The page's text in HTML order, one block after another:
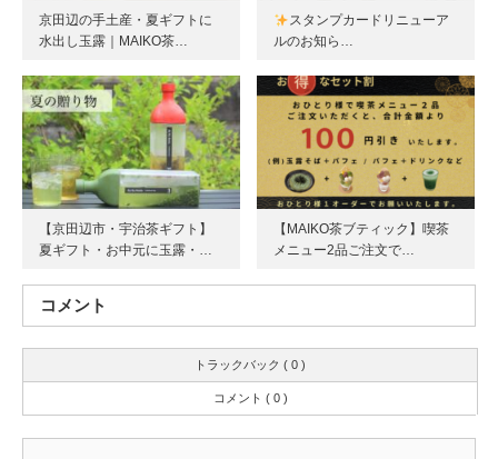
京田辺の手土産・夏ギフトに
水出し玉露｜MAIKO茶…
スタンプカードリニューア
ルのお知ら…
【京田辺市・宇治茶ギフト】
夏ギフト・お中元に玉露・…
【MAIKO茶ブティック】喫茶
メニュー2品ご注文で…
コメント
トラックバック ( 0 )
コメント ( 0 )